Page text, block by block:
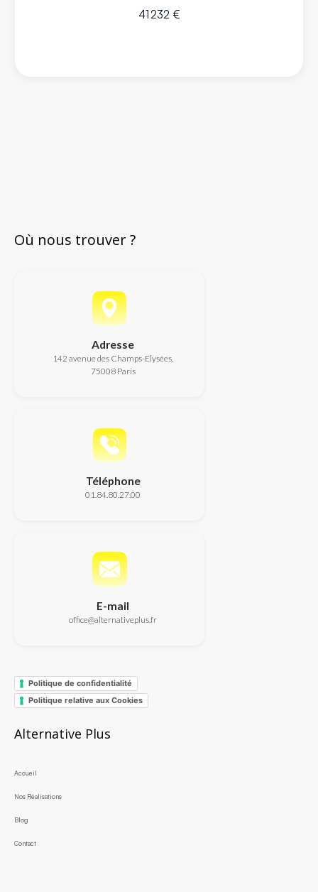
41 232 €
Où nous trouver ?
Adresse
142 avenue des Champs-Elysées,
75008 Paris
Téléphone
01.84.80.27.00
E-mail
office@alternativeplus.fr
Politique de confidentialité
Politique relative aux Cookies
Alternative Plus
Accueil
Nos Réalisations
Blog
Contact